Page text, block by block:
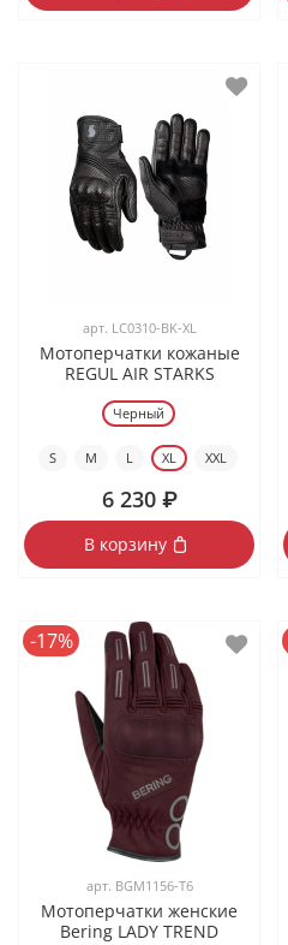
арт. LC0310-BK-XL
Мотоперчатки кожаные
REGUL AIR STARKS
Черный
S M L XL XXL
6 230 ₽
В корзину
-17%
арт. BGM1156-T6
Мотоперчатки женские
Bering LADY TREND